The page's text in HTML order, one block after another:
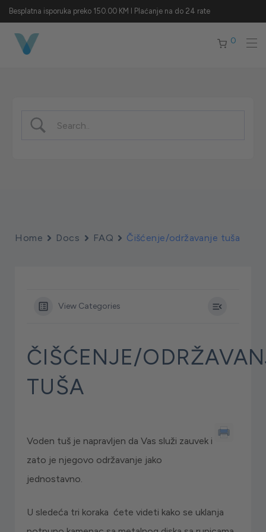
Besplatna isporuka preko 150.00 KM I Plaćanje na do 24 rate
0
Home Docs FAQ Čišćenje/održavanje tuša
View Categories
ČIŠĆENJE/
TUŠA
Voden tuš je napravljen da Vas služi zauvek i
zato je njegovo održavanje jako
jednostavno.
U sledeća tri koraka ćete videti kako se uklanja